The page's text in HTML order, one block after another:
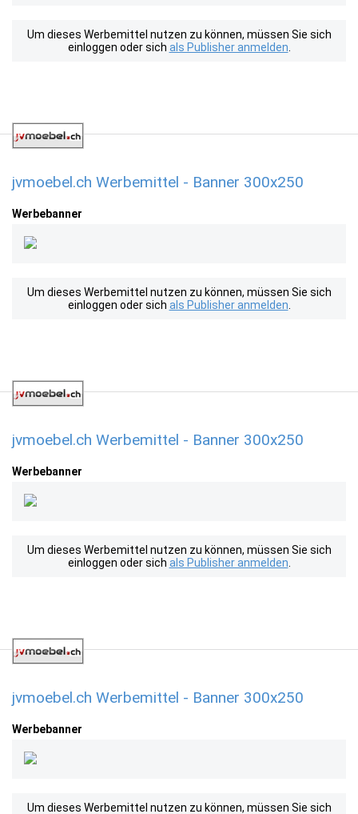
Um dieses Werbemittel nutzen zu können, müssen Sie sich
einloggen oder sich als Publisher anmelden
jvmoebel.ch Werbemittel - Banner 300x250
Werbebanner
Um dieses Werbemittel nutzen zu können, müssen Sie sich
einloggen oder sich als Publisher anmelden
jvmoebel.ch Werbemittel - Banner 300x250
Werbebanner
Um dieses Werbemittel nutzen zu können, müssen Sie sich
einloggen oder sich als Publisher anmelden
jvmoebel.ch Werbemittel - Banner 300x250
Werbebanner
Um dieses Werbemittel nutzen zu können, müssen Sie sich